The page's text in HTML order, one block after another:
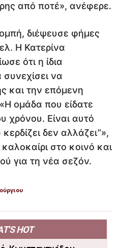
από ποτέ», ανέφερε.
διέψευσε φήμες
Η Κατερίνα
ότι η ίδια
να
και την επόμενη
ομάδα που είδατε
χρόνου. Είναι αυτό
δεν αλλάζει”»,
στο κοινό και
για τη νέα σεζόν.
HOT